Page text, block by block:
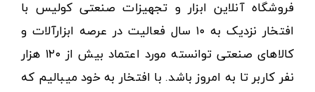
فروشگاه آنلاین ابزار و تجهیزات صنعتی کولیس با
افتخار نزدیک به ۱۰ سال فعالیت در عرصه ابزارآلات و
کالاهای صنعتی توانسته مورد اعتماد بیش از ۱۲۰ هزار
نفر کاربر تا به امروز باشد. با افتخار به خود میبالیم که